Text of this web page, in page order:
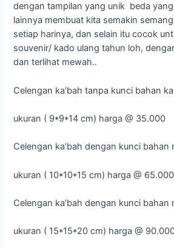
dengan tampilan yang unik beda
lainnya membuat kita semakin
setiap harinya, dan selain itu cocok
souvenir/ kado ulang tahun loh,
dan terlihat mewah..
Celengan ka’bah tanpa kunci bahan
ukuran ( 9*9*14 cm) harga @ 35.000
Celengan ka’bah dengan kunci bahan
ukuran ( 10*10*15 cm) harga @ 65.000
Celengan ka’bah dengan kunci bahan
ukuran ( 15*15*20 cm) harga @